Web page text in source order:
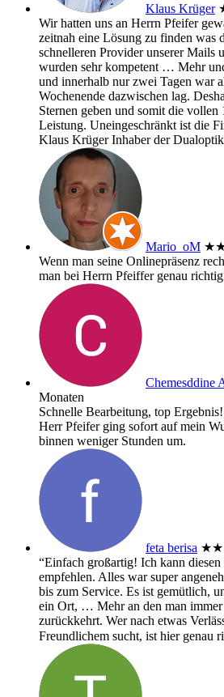
Klaus Krüger
Wir hatten uns an Herrn Pfeifer
zeitnah eine Lösung zu finden was
schnelleren Provider unserer Mails
wurden sehr kompetent … Mehr
und innerhalb nur zwei Tagen war
Wochenende dazwischen lag.
Sternen geben und somit die
Leistung. Uneingeschränkt ist die
Klaus Krüger Inhaber der Dualoptik
Mario_oM
Wenn man seine Onlinepräsenz
man bei Herrn Pfeiffer genau
Chemesddine
Monaten
Schnelle Bearbeitung, top
Herr Pfeifer ging sofort auf mein
binnen weniger Stunden um.
feta berisa
“Einfach großartig! Ich kann
empfehlen. Alles war super
bis zum Service. Es ist gemütlich,
ein Ort, … Mehran den man
zurückkehrt. Wer nach etwas
Freundlichem sucht, ist hier genau